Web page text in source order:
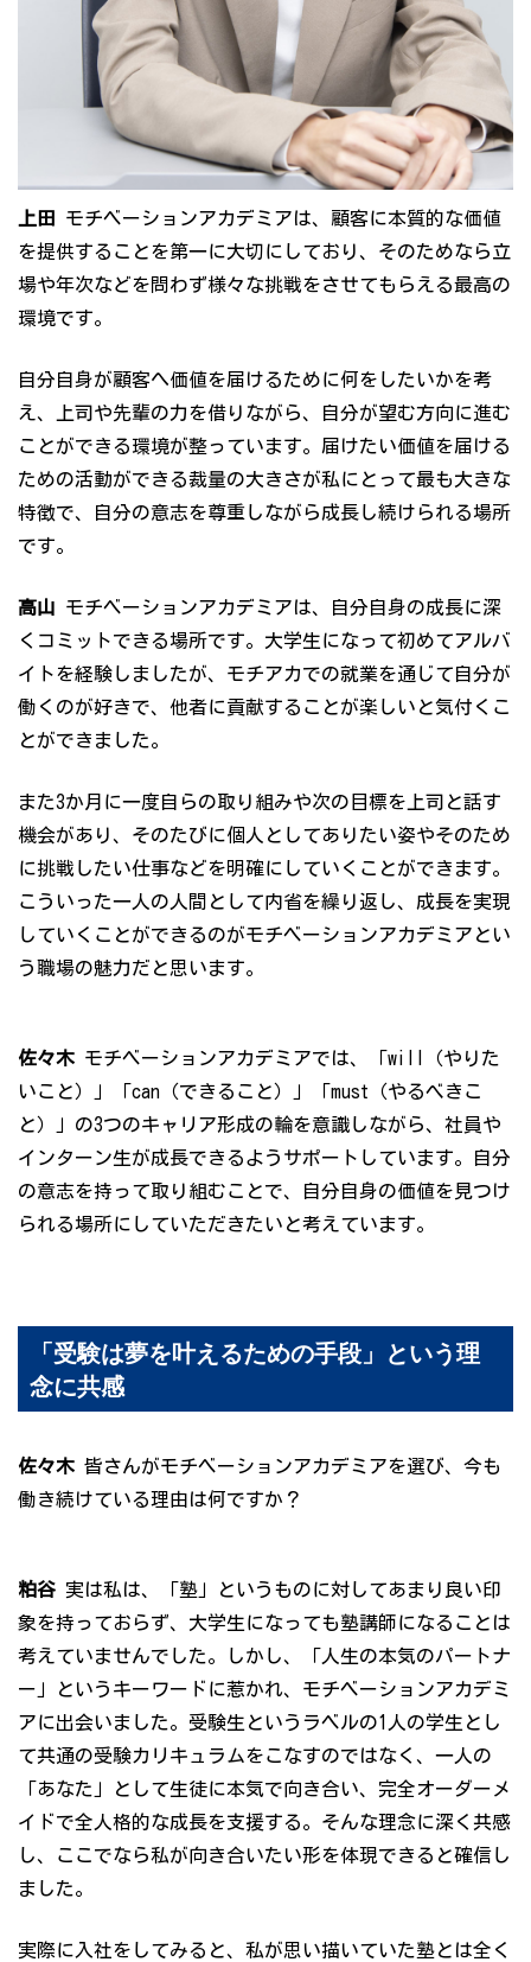
上田
モチベーションアカデミアは、顧客に本質的な価値
を提供することを第一に大切にしており、そのためなら立
場や年次などを問わず様々な挑戦をさせてもらえる最高の
環境です。
自分自身が顧客へ価値を届けるために何をしたいかを考
え、上司や先輩の力を借りながら、自分が望む方向に進む
ことができる環境が整っています。届けたい価値を届ける
ための活動ができる裁量の大きさが私にとって最も大きな
特徴で、自分の意志を尊重しながら成長し続けられる場所
です。
高山 モチベーションアカデミアは、自分自身の成長に深
くコミットできる場所です。大学生になって初めてアルバ
イトを経験しましたが、モチアカでの就業を通じて自分が
働くのが好きで、他者に貢献することが楽しいと気付くこ
とができました。
また3か月に一度自らの取り組みや次の目標を上司と話す
機会があり、そのたびに個人としてありたい姿やそのため
に挑戦したい仕事などを明確にしていくことができます。
こういった一人の人間として内省を繰り返し、成長を実現
していくことができるのがモチベーションアカデミアとい
う職場の魅力だと思います。
佐々木 モチベーションアカデミアでは、「will（やりた
いこと）」「can（できること）」「must（やるべきこ
と）」の3つのキャリア形成の輪を意識しながら、社員や
インターン生が成長できるようサポートしています。自分
の意志を持って取り組むことで、自分自身の価値を見つけ
られる場所にしていただきたいと考えています。
「受験は夢を叶えるための手段」という理
念に共感
佐々木 皆さんがモチベーションアカデミアを選び、今も
働き続けている理由は何ですか？
粕谷 実は私は、「塾」というものに対してあまり良い印
象を持っておらず、大学生になっても塾講師になることは
考えていませんでした。しかし、「人生の本気のパートナ
ー」というキーワードに惹かれ、モチベーションアカデミ
アに出会いました。受験生というラベルの1人の学生とし
て共通の受験カリキュラムをこなすのではなく、一人の
「あなた」として生徒に本気で向き合い、完全オーダーメ
イドで全人格的な成長を支援する。そんな理念に深く共感
し、ここでなら私が向き合いたい形を体現できると確信し
ました。
実際に入社をしてみると、私が思い描いていた塾とは全く